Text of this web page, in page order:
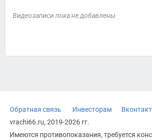
Видеозаписи пока не добавлены
Обратная связь Инвесторам
vrachi66.ru, 2019-2026 гг.
Имеются противопоказания, требуется